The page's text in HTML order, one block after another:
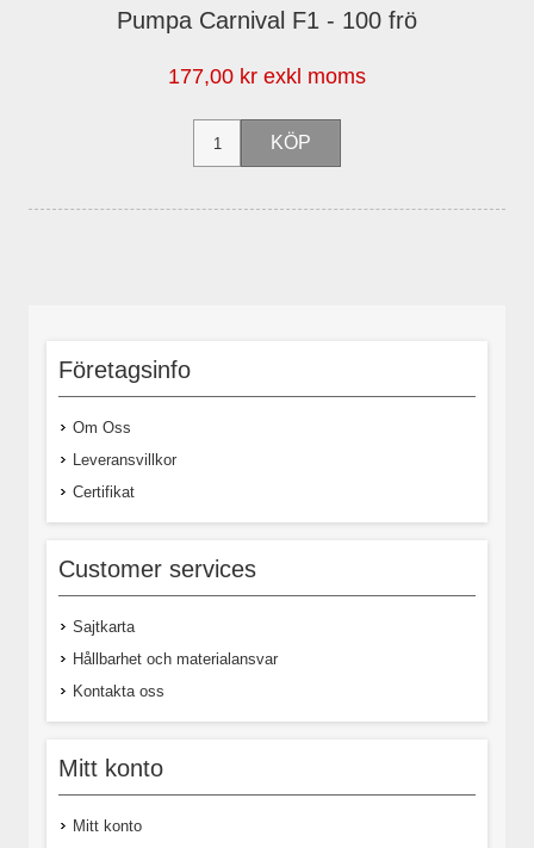
Pumpa Carnival F1 - 100 frö
177,00 kr exkl moms
Företagsinfo
Om Oss
Leveransvillkor
Certifikat
Customer services
Sajtkarta
Hållbarhet och materialansvar
Kontakta oss
Mitt konto
Mitt konto